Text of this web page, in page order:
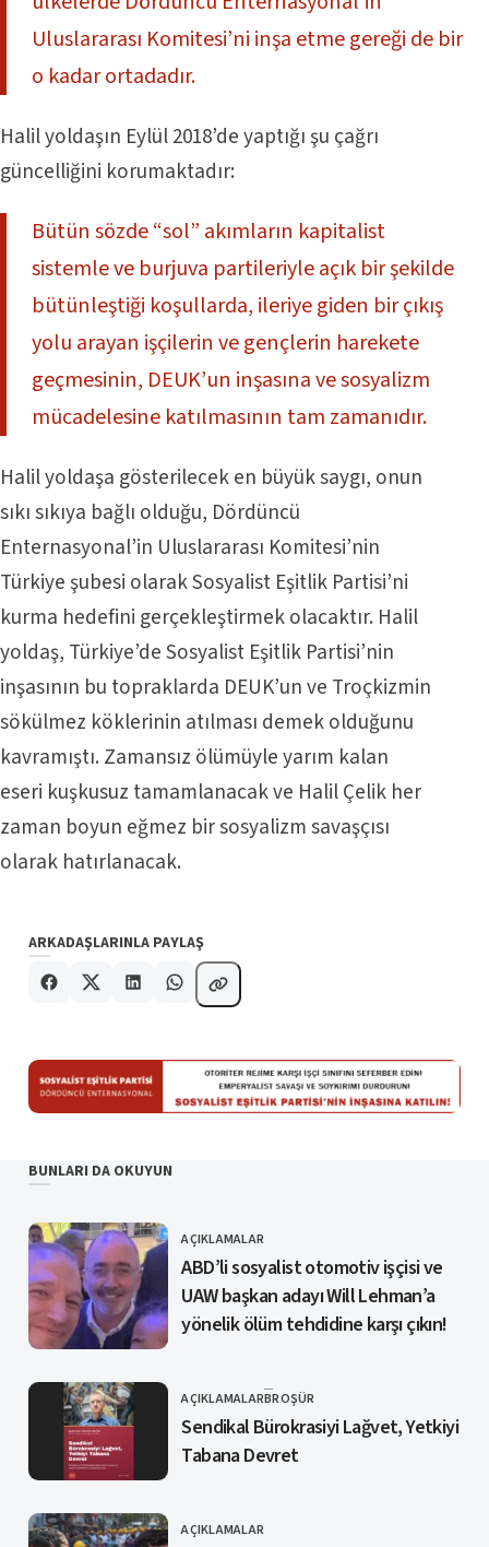
Uluslararası Komitesi’ni inşa etme gereği de bir
o kadar ortadadır.
Halil yoldaşın Eylül 2018’de yaptığı şu çağrı
güncelliğini korumaktadır:
Bütün sözde “sol” akımların kapitalist
sistemle ve burjuva partileriyle açık bir şekilde
bütünleştiği koşullarda, ileriye giden bir çıkış
yolu arayan işçilerin ve gençlerin harekete
geçmesinin, DEUK’un inşasına ve sosyalizm
mücadelesine katılmasının tam zamanıdır.
Halil yoldaşa gösterilecek en büyük saygı, onun
sıkı sıkıya bağlı olduğu, Dördüncü
Enternasyonal’in Uluslararası Komitesi’nin
Türkiye şubesi olarak Sosyalist Eşitlik Partisi’ni
kurma hedefini gerçekleştirmek olacaktır. Halil
yoldaş, Türkiye’de Sosyalist Eşitlik Partisi’nin
inşasının bu topraklarda DEUK’un ve Troçkizmin
sökülmez köklerinin atılması demek olduğunu
kavramıştı. Zamansız ölümüyle yarım kalan
eseri kuşkusuz tamamlanacak ve Halil Çelik her
zaman boyun eğmez bir sosyalizm savaşçısı
olarak hatırlanacak.
ARKADAŞLARINLA PAYLAŞ
BUNLARI DA OKUYUN
KATEGORI
AÇIKLAMALAR
ABD’li sosyalist otomotiv işçisi ve
UAW başkan adayı Will Lehman’a
yönelik ölüm tehdidine karşı çıkın!
KATEGORI
AÇIKLAMALARBROŞÜR
Sendikal Bürokrasiyi Lağvet, Yetkiyi
Tabana Devret
KATEGORI
AÇIKLAMALAR